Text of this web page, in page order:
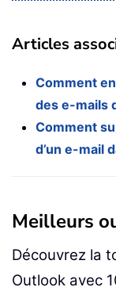
Articles
Comment
des e-mails
Comment
d’un e-mail
Meilleurs
Découvrez la
Outlook avec